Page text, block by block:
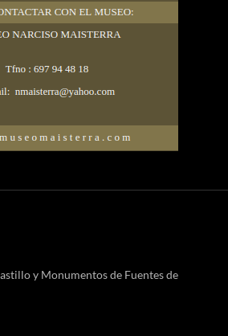
y Monumentos de Fuentes de